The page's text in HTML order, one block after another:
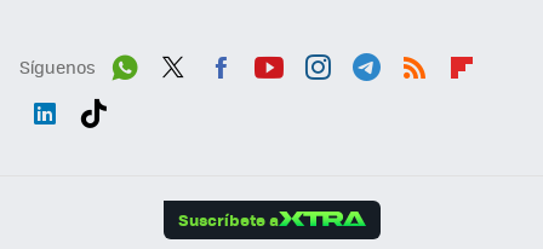
Síguenos
Suscríbete a